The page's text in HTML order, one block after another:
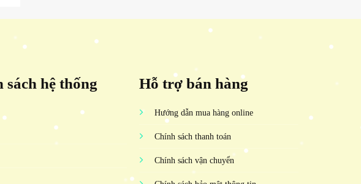
hệ thống
Hỗ trợ bán hàng
Hướng dẫn mua hàng online
Chính sách thanh toán
Chính sách vận chuyển